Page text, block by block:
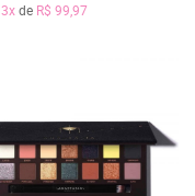
3xde R$ 99,97